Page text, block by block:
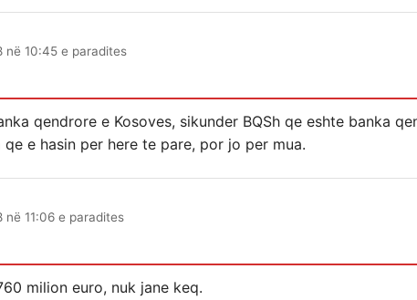
në 10:45 e paradites
qendrore e Kosoves, sikunder BQSh qe eshte banka
e hasin per here te pare, por jo per mua.
në 11:06 e paradites
milion euro, nuk jane keq.